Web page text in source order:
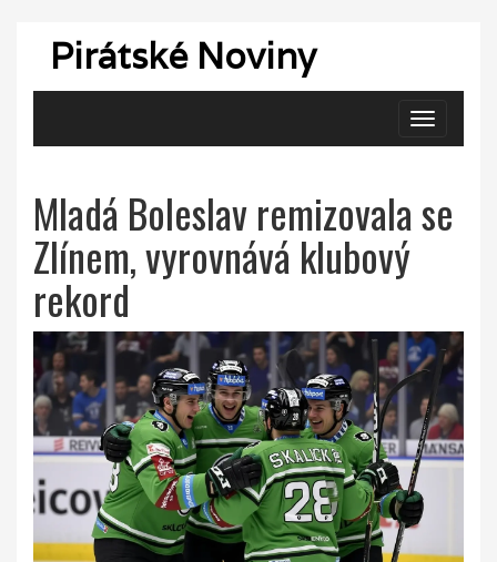
Pirátské Noviny
Zobrazit
navigaci
Mladá Boleslav remizovala se
Zlínem, vyrovnává klubový
rekord